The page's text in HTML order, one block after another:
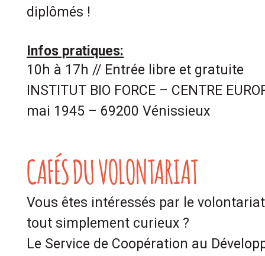
diplômés !
Infos pratiques:
10h à 17h // Entrée libre et gratuite
INSTITUT BIO FORCE – CENTRE
mai 1945 – 69200 Vénissieux
CAFÉS DU VOLONTARIAT
Vous êtes intéressés par le
tout simplement curieux ?
Le Service de Coopération au